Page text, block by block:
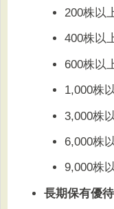
200株以
400株以
600株以
1,000株
3,000株
6,000株
9,000株
長期保有優待